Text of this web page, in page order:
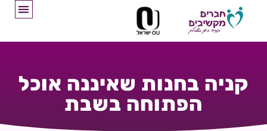
קניה בחנות שאיננה אוכל
הפתוחה בשבת